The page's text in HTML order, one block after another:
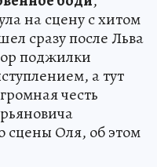
на сцену с хитом
сразу после Льва
поджилки
а тут
честь
сцены Оля, об этом